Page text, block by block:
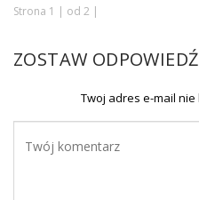
Strona 1 | od 2 |
ZOSTAW ODPOWIEDŹ
Twoj adres e-mail